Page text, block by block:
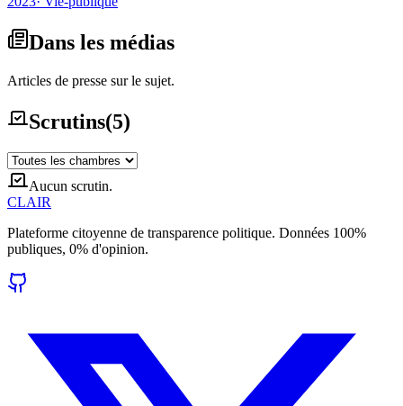
Dans les médias
Articles de presse sur le sujet.
Scrutins(5)
Aucun scrutin.
CLAIR
Plateforme citoyenne de transparence politique. Données 100%
publiques, 0% d'opinion.